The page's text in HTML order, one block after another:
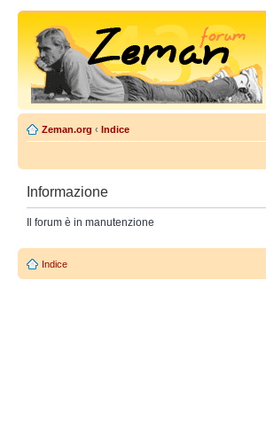
Zeman.org ‹ Indice
Informazione
Il forum è in manutenzione
Indice